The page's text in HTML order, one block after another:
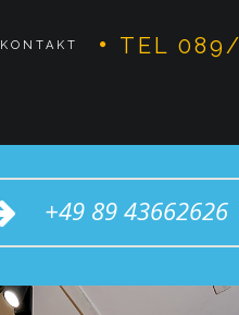
KONTAKT TEL
+49 89 43662626